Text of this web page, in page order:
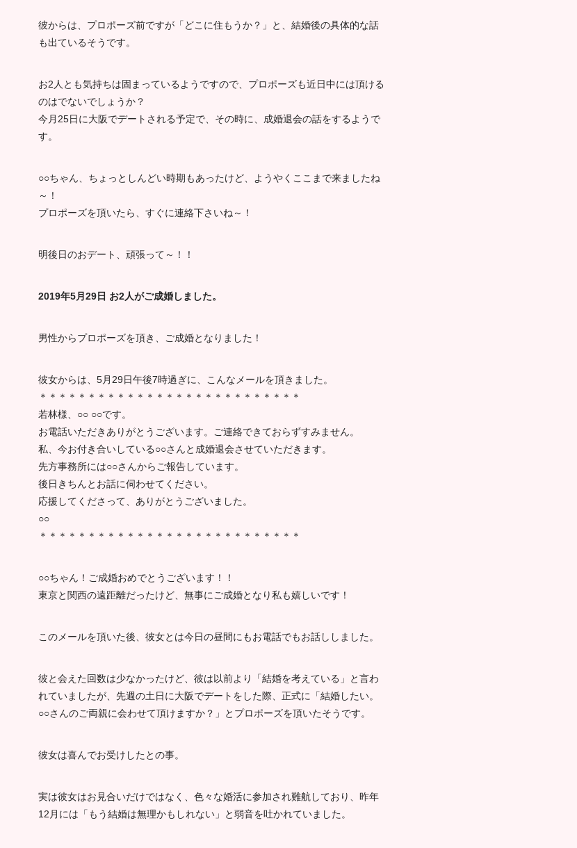
彼からは、プロポーズ前ですが「どこに住もうか？」と、結婚後の具体的な話
も出ているそうです。
お2人とも気持ちは固まっているようですので、プロポーズも近日中には頂ける
のはでないでしょうか？
今月25日に大阪でデートされる予定で、その時に、成婚退会の話をするようで
す。
○○ちゃん、ちょっとしんどい時期もあったけど、ようやくここまで来ましたね
～！
プロポーズを頂いたら、すぐに連絡下さいね～！
明後日のおデート、頑張って～！！
2019年5月29日 お2人がご成婚しました。
男性からプロポーズを頂き、ご成婚となりました！
彼女からは、5月29日午後7時過ぎに、こんなメールを頂きました。
＊＊＊＊＊＊＊＊＊＊＊＊＊＊＊＊＊＊＊＊＊＊＊＊＊＊＊
若林様、○○ ○○です。
お電話いただきありがとうございます。ご連絡できておらずすみません。
私、今お付き合いしている○○さんと成婚退会させていただきます。
先方事務所には○○さんからご報告しています。
後日きちんとお話に伺わせてください。
応援してくださって、ありがとうございました。
○○
＊＊＊＊＊＊＊＊＊＊＊＊＊＊＊＊＊＊＊＊＊＊＊＊＊＊＊
○○ちゃん！ご成婚おめでとうございます！！
東京と関西の遠距離だったけど、無事にご成婚となり私も嬉しいです！
このメールを頂いた後、彼女とは今日の昼間にもお電話でもお話ししました。
彼と会えた回数は少なかったけど、彼は以前より「結婚を考えている」と言わ
れていましたが、先週の土日に大阪でデートをした際、正式に「結婚したい。
○○さんのご両親に会わせて頂けますか？」とプロポーズを頂いたそうです。
彼女は喜んでお受けしたとの事。
実は彼女はお見合いだけではなく、色々な婚活に参加され難航しており、昨年
12月には「もう結婚は無理かもしれない」と弱音を吐かれていました。